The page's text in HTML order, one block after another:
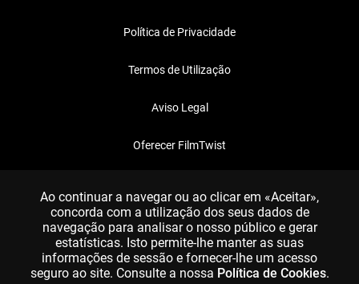
Política de Privacidade
Termos de Utilização
Aviso Legal
Oferecer FilmTwist
Ao continuar a navegar ou ao clicar em «Aceitar»,
concorda com a utilização dos seus dados de
navegação para analisar o nosso público e gerar
estatísticas. Isto permite-lhe manter as suas
informações de sessão e fornecer-lhe um acesso
seguro ao site. Consulte a nossa Política de Cookies.